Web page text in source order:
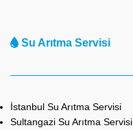
Su Arıtma Servisi
İstanbul Su Arıtma Servisi
Sultangazi Su Arıtma Servisi